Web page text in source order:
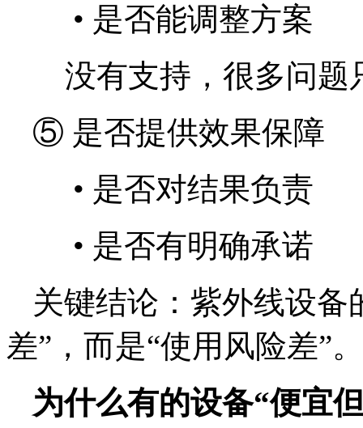
• 是否能调整方案
没有支持，很多问题
⑤ 是否提供效果保障
• 是否对结果负责
• 是否有明确承诺
关键结论：紫外线设备
差”，而是“使用风险差”。
为什么有的设备“便宜